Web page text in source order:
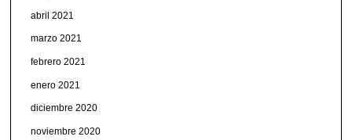
abril 2021
marzo 2021
febrero 2021
enero 2021
diciembre 2020
noviembre 2020